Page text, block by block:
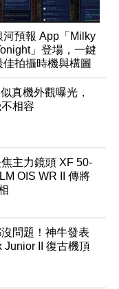
河預報 App「Milky
」登場，一鍵
佳拍攝時機與構圖
真機外觀曝光，
相容
主力鏡頭 XF 50-
OIS WR II 傳將
問題！神牛發表
Junior II 復古機頂